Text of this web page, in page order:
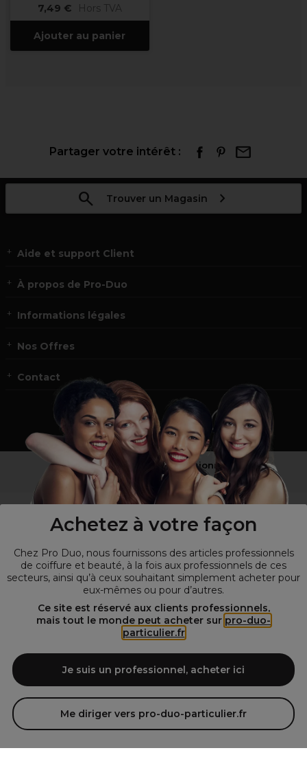
Achetez à votre façon
Chez Pro Duo, nous fournissons des articles professionnels
de coiffure et beauté, à la fois aux professionnels de ces
secteurs, ainsi qu’à ceux souhaitant simplement acheter pour
eux-mêmes ou pour d’autres.
Ce site est réservé aux clients professionnels,
mais tout le monde peut acheter sur pro-duo-
particulier.fr
Je suis un professionnel, acheter ici
Me diriger vers pro-duo-particulier.fr
7,49 €
Hors TVA
Ajouter au panier
Partager votre intérêt :
Trouver un Magasin
Aide et support Client
À propos de Pro-Duo
Informations légales
Nos Offres
Contact
Vous n’êtes pas un professionnel ?
Visitez notre site pourles particuliers !
© Tous droits réservés © Pro-Duo
Spécialiste de la coiffure et de la beauté, nous vous proposons une
large sélection de produits professionnels pour la coiffure et
l'esthétique autour d'un choix de grandes marques qui font de Pro-
de beauté! Notre gamme de produits s’adresse également à tous ceux
qui sont à la recherche de produits et d'accessoires de coiffure et de
matériel esthétique de qualité.